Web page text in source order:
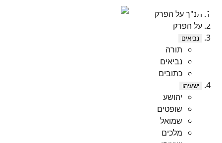
תנ"ך על הפרק
על הפרק
נביאים
תורה
נביאים
כתובים
ישעיהו
יהושע
שופטים
שמואל
מלכים